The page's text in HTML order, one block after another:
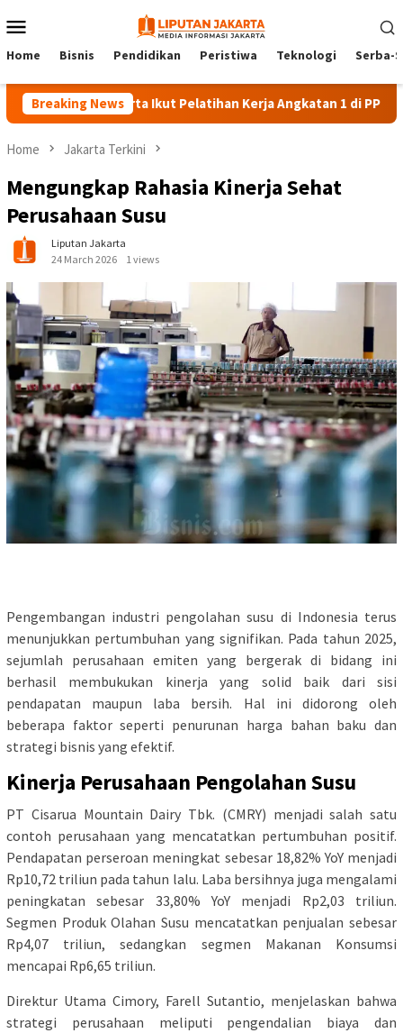
to
Menu
Home Bisnis Pendidikan Peristiwa Teknologi Serba-
Breaking News
140 Peserta Ikut Pelatihan Kerja Angkatan 1 di PPKD Jaksel
Home Jakarta Terkini
Mengungkap Rahasia Kinerja Sehat
Perusahaan Susu
Liputan Jakarta
24 March 2026
1 views
Pengembangan industri pengolahan susu di Indonesia terus
menunjukkan pertumbuhan yang signifikan. Pada tahun 2025,
sejumlah perusahaan emiten yang bergerak di bidang ini
berhasil membukukan kinerja yang solid baik dari sisi
pendapatan maupun laba bersih. Hal ini didorong oleh
beberapa faktor seperti penurunan harga bahan baku dan
strategi bisnis yang efektif.
Kinerja Perusahaan Pengolahan Susu
PT Cisarua Mountain Dairy Tbk. (CMRY) menjadi salah satu
contoh perusahaan yang mencatatkan pertumbuhan positif.
Pendapatan perseroan meningkat sebesar 18,82% YoY menjadi
Rp10,72 triliun pada tahun lalu. Laba bersihnya juga mengalami
peningkatan sebesar 33,80% YoY menjadi Rp2,03 triliun.
Segmen Produk Olahan Susu mencatatkan penjualan sebesar
Rp4,07 triliun, sedangkan segmen Makanan Konsumsi
mencapai Rp6,65 triliun.
Direktur Utama Cimory, Farell Sutantio, menjelaskan bahwa
strategi perusahaan meliputi pengendalian biaya dan